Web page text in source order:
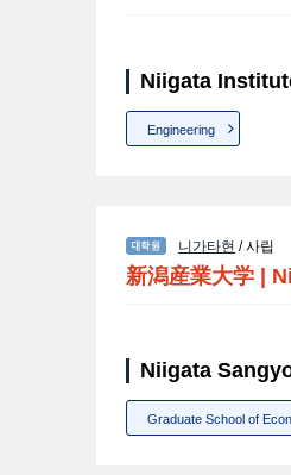
Niigata
Engineering
니가타현 / 사립
新潟産業大学
Niigata
Graduate School of